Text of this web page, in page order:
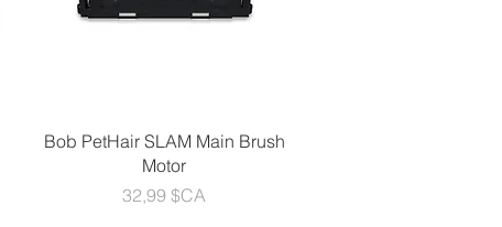
Aperçu rapide
Bob PetHair SLAM Main Brush
Motor
Prix
32,99 $CA